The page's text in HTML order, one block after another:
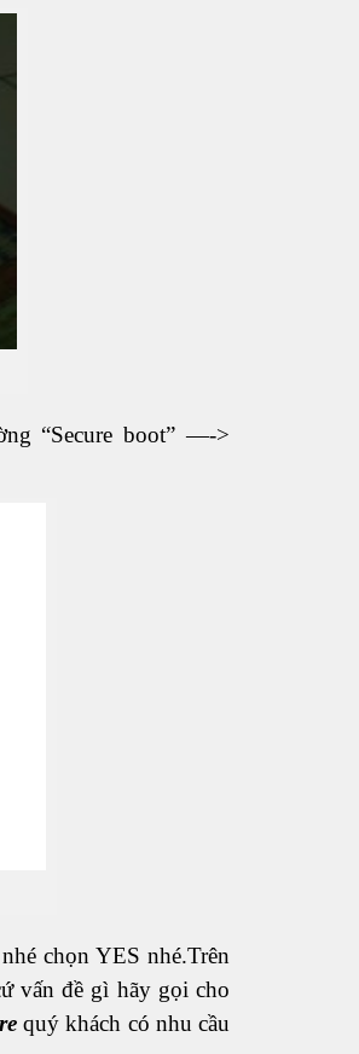
“Secure boot” —->
chọn YES nhé.Trên
vấn đề gì hãy gọi cho
quý khách có nhu cầu